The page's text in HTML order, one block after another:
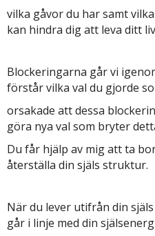
vilka gåvor du har samt
kan hindra dig att leva ditt
Blockeringarna går vi
förstår vilka val du gjorde
orsakade att dessa
göra nya val som bryter
Du får hjälp av mig att ta
återställa din själs struktur.
När du lever utifrån din
går i linje med din